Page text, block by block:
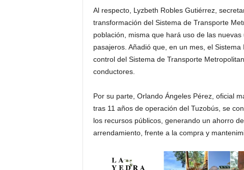
Al respecto, Lyzbeth Robles Gutiérrez,
transformación del Sistema de Transporte
población, misma que hará uso de las
pasajeros. Añadió que, en un mes, el
control del Sistema de Transporte
conductores.
Por su parte, Orlando Ángeles Pérez, oficial
tras 11 años de operación del Tuzobús, se
los recursos públicos, generando un ahorro
arrendamiento, frente a la compra y